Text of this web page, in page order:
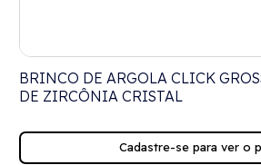
BRINCO DE ARGOLA CLICK
DE ZIRCÔNIA CRISTAL
Cadastre-se para ver o